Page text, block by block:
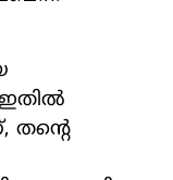
തന്റെ